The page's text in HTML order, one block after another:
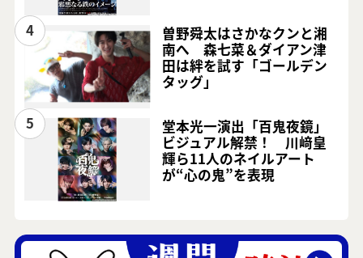
4
曽野舜太はさかなクンと湘
南へ 森七菜＆ダイアン津
田は絆を試す「ゴールデン
タッグ」
5
堂本光一演出「百鬼夜鏡」
ビジュアル解禁！ 川﨑皇
輝ら11人のネイルアート
が“心の鬼”を表現